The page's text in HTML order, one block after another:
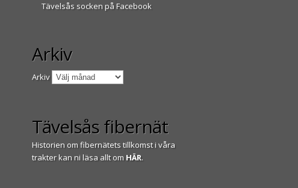
Tävelsås socken på Facebook
Arkiv
Arkiv
Tävelsås fibernät
Historien om fibernätets tillkomst i våra
trakter kan ni läsa allt om HÄR.